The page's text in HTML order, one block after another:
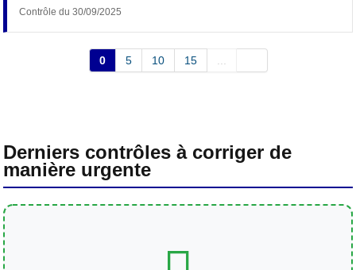
Contrôle du 30/09/2025
0 5 10 15
Derniers contrôles à corriger de
manière urgente